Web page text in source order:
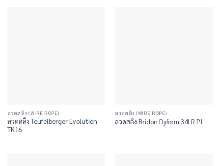
ลวดสลิง (WIRE ROPE)
ลวดสลิง Teufelberger Evolution
TK16
ลวดสลิง (WIRE ROPE)
ลวดสลิง Bridon Dyform 34LR PI